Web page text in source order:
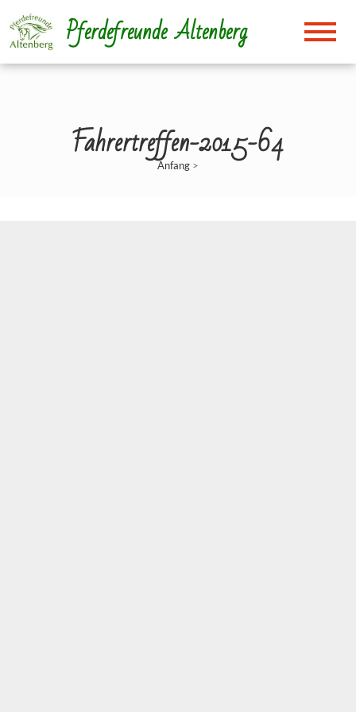
zum
Inhalt
Pferdefreunde Altenberg
Fahrertreffen-2015-64
Anfang >